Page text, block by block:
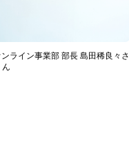
ライン事業部 部長 島田稀良々さ
ん